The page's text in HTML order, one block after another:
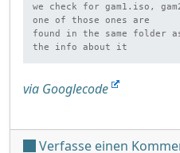
we check for gam1.iso,
one of those ones are
found in the same folder
the info about it
via Googlecode
Verfasse einen